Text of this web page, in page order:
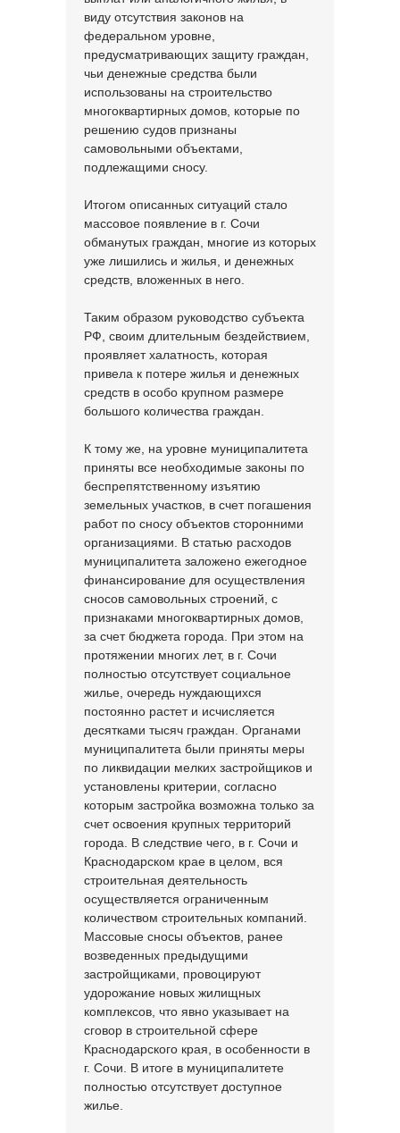
виду отсутствия законов на
федеральном уровне,
предусматривающих защиту граждан,
чьи денежные средства были
использованы на строительство
многоквартирных домов, которые по
решению судов признаны
самовольными объектами,
подлежащими сносу.
Итогом описанных ситуаций стало
массовое появление в г. Сочи
обманутых граждан, многие из которых
уже лишились и жилья, и денежных
средств, вложенных в него.
Таким образом руководство субъекта
РФ, своим длительным бездействием,
проявляет халатность, которая
привела к потере жилья и денежных
средств в особо крупном размере
большого количества граждан.
К тому же, на уровне муниципалитета
приняты все необходимые законы по
беспрепятственному изъятию
земельных участков, в счет погашения
работ по сносу объектов сторонними
организациями. В статью расходов
муниципалитета заложено ежегодное
финансирование для осуществления
сносов самовольных строений, с
признаками многоквартирных домов,
за счет бюджета города. При этом на
протяжении многих лет, в г. Сочи
полностью отсутствует социальное
жилье, очередь нуждающихся
постоянно растет и исчисляется
десятками тысяч граждан. Органами
муниципалитета были приняты меры
по ликвидации мелких застройщиков и
установлены критерии, согласно
которым застройка возможна только за
счет освоения крупных территорий
города. В следствие чего, в г. Сочи и
Краснодарском крае в целом, вся
строительная деятельность
осуществляется ограниченным
количеством строительных компаний.
Массовые сносы объектов, ранее
возведенных предыдущими
застройщиками, провоцируют
удорожание новых жилищных
комплексов, что явно указывает на
сговор в строительной сфере
Краснодарского края, в особенности в
г. Сочи. В итоге в муниципалитете
полностью отсутствует доступное
жилье.